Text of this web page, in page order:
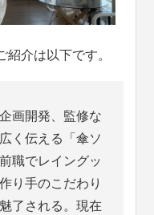
介は以下です。
画開発、監修な
く伝える「傘ソ
職でレイングッ
り手のこだわり
了される。現在